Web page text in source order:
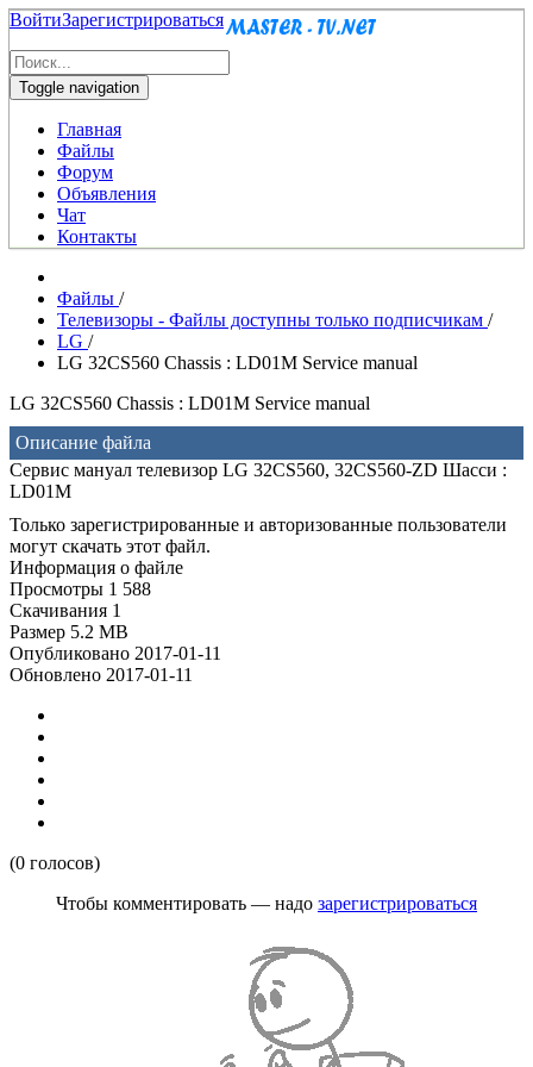
ВойтиЗарегистрироваться
Toggle navigation
Главная
Файлы
Форум
Объявления
Чат
Контакты
Файлы /
Телевизоры - Файлы доступны только подписчикам /
LG /
LG 32CS560 Chassis : LD01M Service manual
LG 32CS560 Chassis : LD01M Service manual
Описание файла
Сервис мануал телевизор LG 32CS560, 32CS560-ZD Шасси :
LD01M
Только зарегистрированные и авторизованные пользователи
могут скачать этот файл.
Информация о файле
Просмотры 1 588
Скачивания 1
Размер 5.2 MB
Опубликовано 2017-01-11
Обновлено 2017-01-11
(0 голосов)
Чтобы комментировать — надо зарегистрироваться